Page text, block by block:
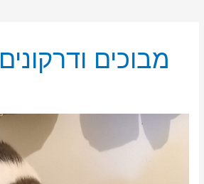
מבוכים ודרקונים
איך